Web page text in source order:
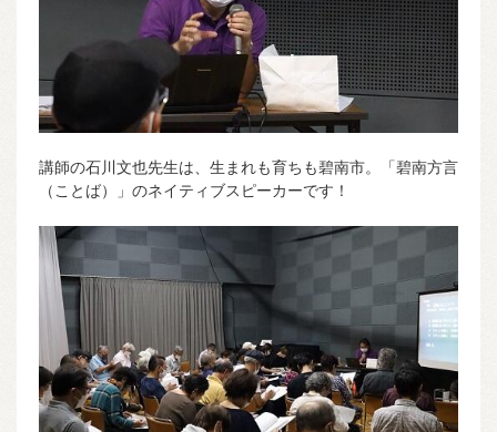
講師の石川文也先生は、生まれも育ちも碧南市。「碧南方言
（ことば）」のネイティブスピーカーです！